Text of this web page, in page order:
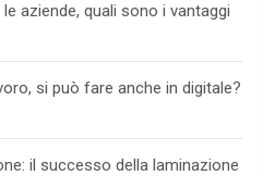
aziende, quali sono i vantaggi
si può fare anche in digitale?
il successo della laminazione